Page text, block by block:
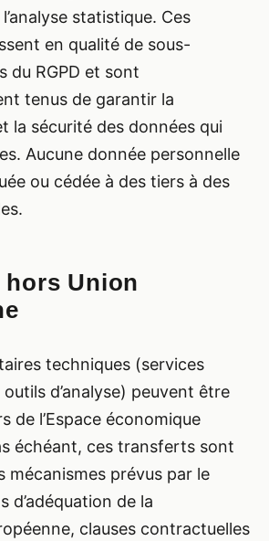
statistique. Ces
en qualité de sous-
du RGPD et sont
tenus de garantir la
la sécurité des données qui
Aucune donnée personnelle
ou cédée à des tiers à des
Union
techniques (services
outils d’analyse) peuvent être
de l’Espace économique
échéant, ces transferts sont
mécanismes prévus par le
d’adéquation de la
clauses contractuelles